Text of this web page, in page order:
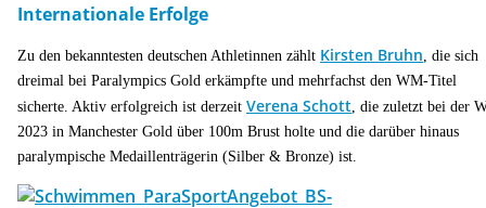
Internationale Erfolge
Zu den bekanntesten deutschen Athletinnen zählt Kirsten Bruhn , die sich
dreimal bei Paralympics Gold erkämpfte und mehrfachst den WM-Titel
sicherte. Aktiv erfolgreich ist derzeit Verena Schott , die zuletzt bei der
2023 in Manchester Gold über 100m Brust holte und die darüber hinaus
paralympische Medaillenträgerin (Silber & Bronze) ist.